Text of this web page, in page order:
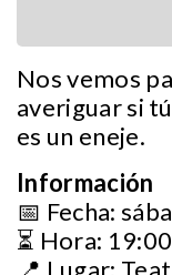
Nos vemos
averiguar si
es un eneje.
Información
📅 Fecha:
⏳ Hora:
📍 Lugar: